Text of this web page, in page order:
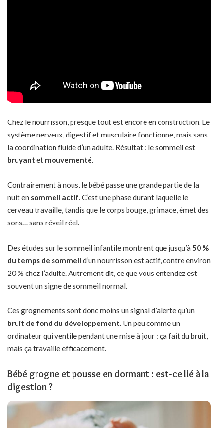
Chez le nourrisson, presque tout est encore en construction. Le
système nerveux, digestif et musculaire fonctionne, mais sans
la coordination fluide d’un adulte. Résultat : le sommeil est
bruyant et mouvementé.
Contrairement à nous, le bébé passe une grande partie de la
nuit en sommeil actif. C’est une phase durant laquelle le
cerveau travaille, tandis que le corps bouge, grimace, émet des
sons… sans réveil réel.
Des études sur le sommeil infantile montrent que jusqu’à 50 %
du temps de sommeil d’un nourrisson est actif, contre environ
20 % chez l’adulte. Autrement dit, ce que vous entendez est
souvent un signe de sommeil normal.
Ces grognements sont donc moins un signal d’alerte qu’un
bruit de fond du développement. Un peu comme un
ordinateur qui ventile pendant une mise à jour : ça fait du bruit,
mais ça travaille efficacement.
Bébé grogne et pousse en dormant : est-ce lié à la
digestion ?